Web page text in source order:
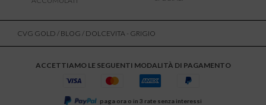
CVG GOLD / BLOG / DOLCEVITA - GRIGIO
ACCETTIAMO LE SEGUENTI MODALITÀ DI PAGAMENTO
paga ora o in 3 rate senza interessi